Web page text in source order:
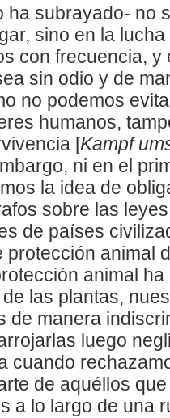
ha subrayado- no
sino en la
con frecuencia, y
sin odio y de
no podemos
humanos,
[Kampf
ni en el
la idea de
sobre las
de países
protección animal
animal
las plantas,
de manera
luego
cuando
de aquéllos
a lo largo de una